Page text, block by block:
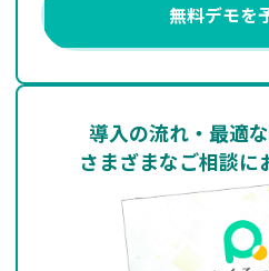
無料デモを
導入の流れ・最適
さまざまなご相談に